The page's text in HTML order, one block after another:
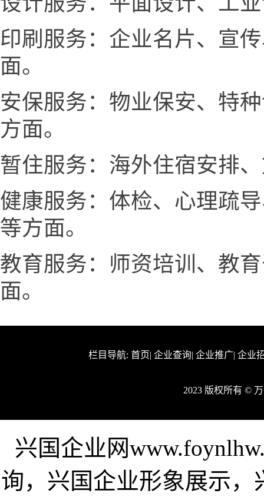
印刷服务：企业名片、宣
面。
安保服务：物业保安、特
方面。
暂住服务：海外住宿安排
健康服务：体检、心理疏
等方面。
教育服务：师资培训、教
面。
栏目导航: 首页| 企业查询| 企业推广| 企业
2023 版权所有 ©
兴国企业网
询，兴国企业形象展示